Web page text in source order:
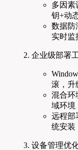
多因素
钥+动
数据防
实时监
企业级部署
滚，升
混合环
域环境
远程部
统安装
设备管理优